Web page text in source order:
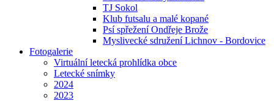
TJ Sokol
Klub futsalu a malé kopané
Psí spřežení Ondřeje Brože
Myslivecké sdružení Lichnov - Bordovice
Fotogalerie
Virtuální letecká prohlídka obce
Letecké snímky
2024
2023